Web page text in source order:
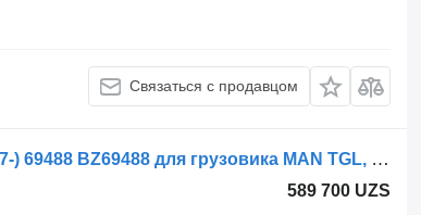
Связаться с продавцом
Шланг кондиционера Behr TGX 18.480 (01.07-) 69488 BZ69488 для грузовика MAN TGL, TGM, TGS, TGX (2005-2021)
589 700 UZS